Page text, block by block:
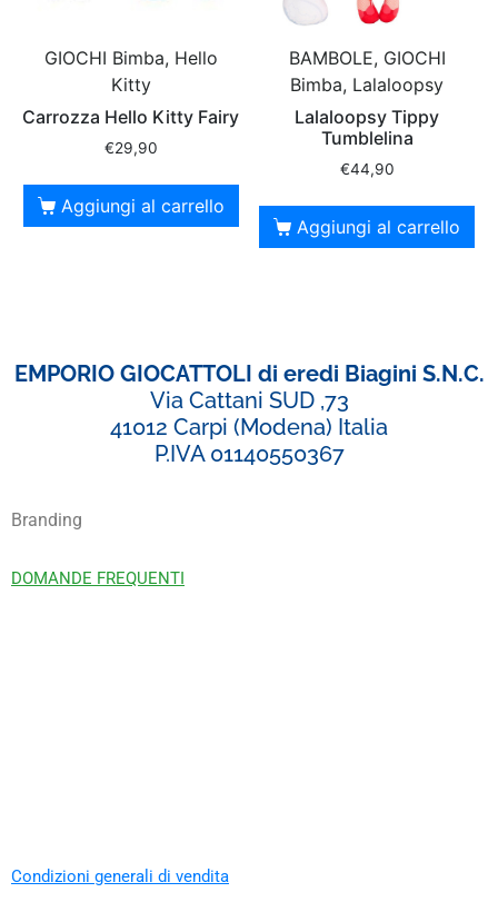
GIOCHI Bimba, Hello
Kitty
Carrozza Hello Kitty Fairy
€29,90
Aggiungi al carrello
BAMBOLE, GIOCHI
Bimba, Lalaloopsy
Lalaloopsy Tippy
Tumblelina
€44,90
Aggiungi al carrello
EMPORIO GIOCATTOLI di eredi Biagini S.N.C.
Via Cattani SUD ,73
41012 Carpi (Modena) Italia
P.IVA 01140550367
Branding
DOMANDE FREQUENTI
Condizioni generali di vendita